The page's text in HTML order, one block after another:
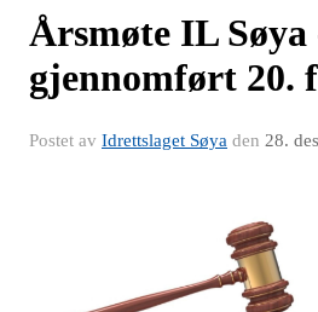
Årsmøte IL Søya
gjennomført 20.
Postet av Idrettslaget Søya den 28.